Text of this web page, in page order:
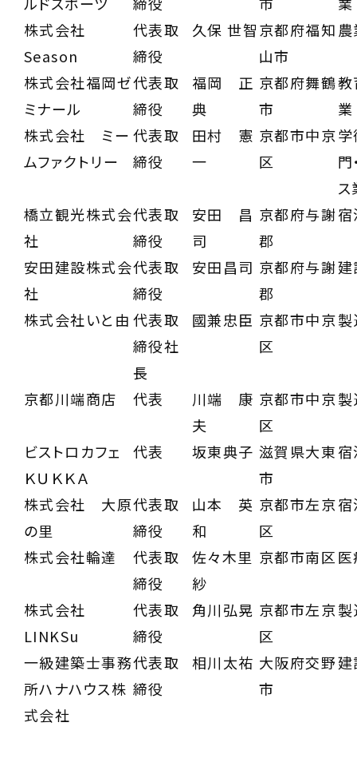
株式会社
Season
代表取
締役
久保 世智京都府福知
山市
株式会社福岡ゼ
ミナール
代表取
締役
福岡 正
典
京都府舞鶴
市
業
株式会社 ミー
ムファクトリー
代表取
締役
田村 憲
一
京都市中京
区
門
橋立観光株式会
社
代表取
締役
安田 昌
司
京都府与謝
郡
安田建設株式会
社
代表取
締役
安田昌司 京都府与謝
郡
株式会社いと由 代表取
締役社
長
國兼忠臣 京都市中京
区
京都川端商店 代表
川端 康
夫
京都市中京
区
ビストロカフェ
ＫＵＫＫＡ
代表 坂東典子 滋賀県大東
市
株式会社 大原
の里
代表取
締役
山本 英
和
京都市左京
区
株式会社輪達
代表取
締役
佐々木里
紗
京都市南区
株式会社
LINKSu
代表取
締役
角川弘晃 京都市左京
区
一級建築士事務
所ハナハウス株
式会社
代表取
締役
相川太祐 大阪府交野
市